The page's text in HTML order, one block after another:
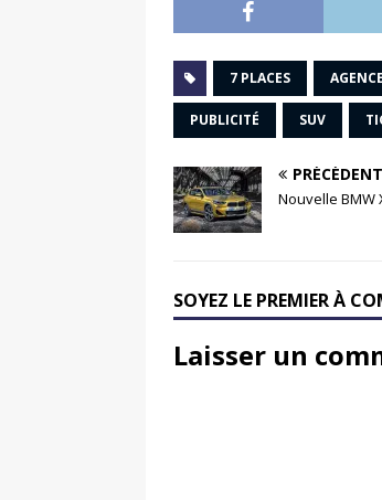
7 PLACES AGENCE
PUBLICITÉ SUV
PRÉCÉDENT
Nouvelle BMW
SOYEZ LE PREMIER À
Laisser un